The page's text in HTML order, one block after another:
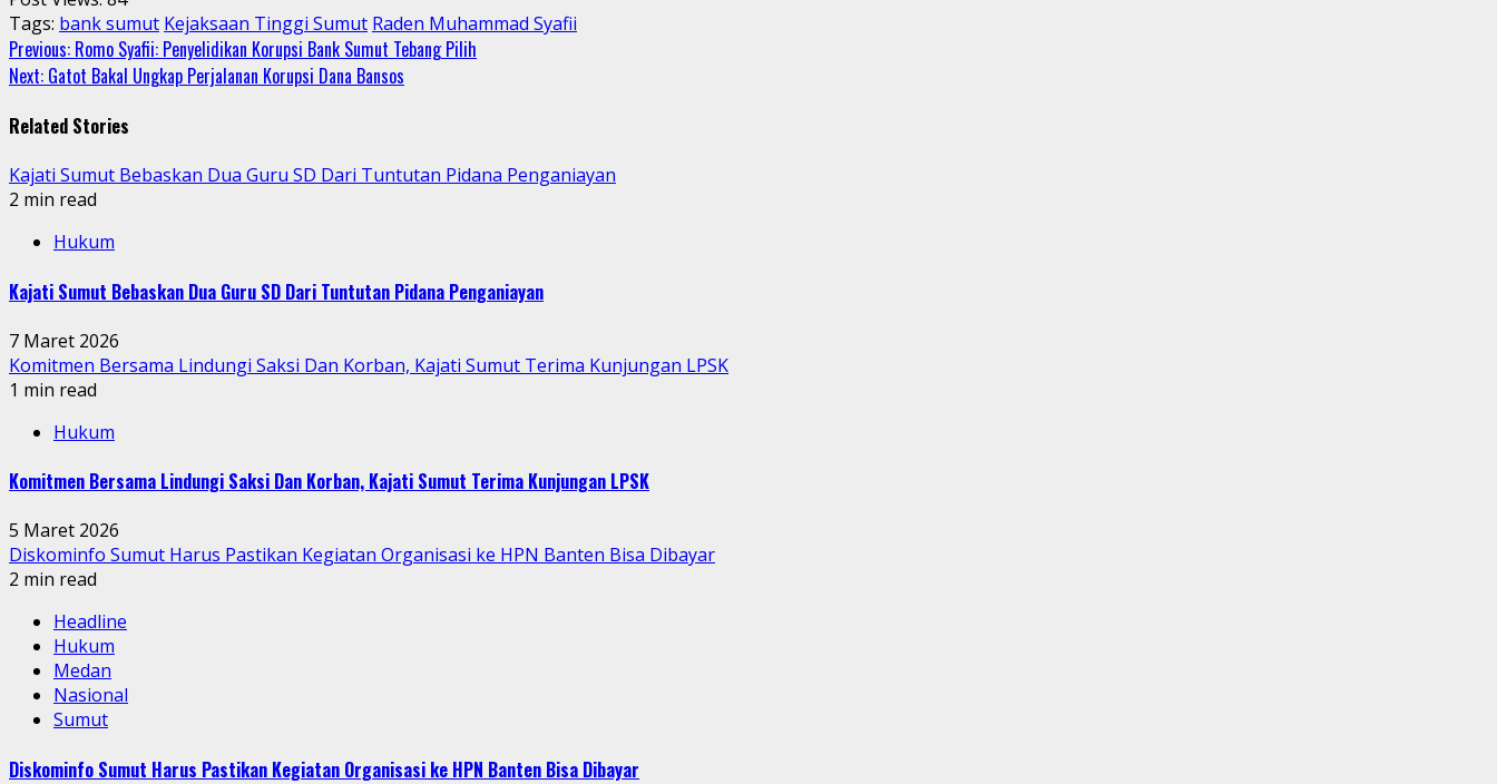
Tags: bank sumut Kejaksaan Tinggi Sumut Raden Muhammad Syafii
Continue
Reading
Previous: Romo Syafii: Penyelidikan Korupsi Bank Sumut Tebang Pilih
Next: Gatot Bakal Ungkap Perjalanan Korupsi Dana Bansos
Related Stories
Kajati Sumut Bebaskan Dua Guru SD Dari Tuntutan Pidana Penganiayan
2 min read
Hukum
Kajati Sumut Bebaskan Dua Guru SD Dari Tuntutan Pidana Penganiayan
7 Maret 2026
Komitmen Bersama Lindungi Saksi Dan Korban, Kajati Sumut Terima Kunjungan LPSK
1 min read
Hukum
Komitmen Bersama Lindungi Saksi Dan Korban, Kajati Sumut Terima Kunjungan LPSK
5 Maret 2026
Diskominfo Sumut Harus Pastikan Kegiatan Organisasi ke HPN Banten Bisa Dibayar
2 min read
Headline
Hukum
Medan
Nasional
Sumut
Diskominfo Sumut Harus Pastikan Kegiatan Organisasi ke HPN Banten Bisa Dibayar